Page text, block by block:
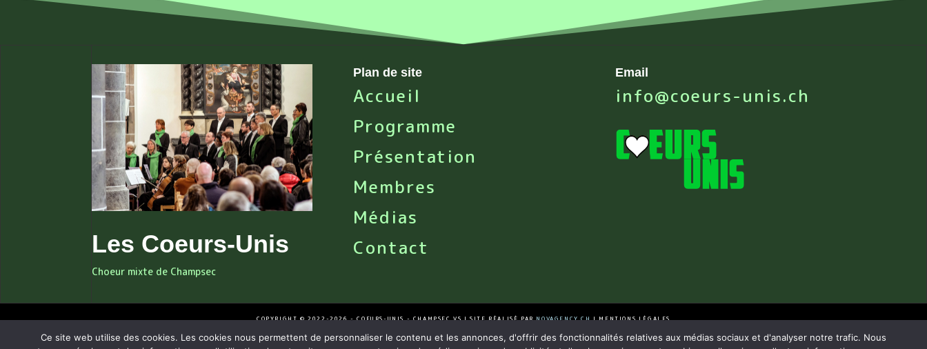
Les Coeurs-Unis
Choeur mixte de Champsec
Plan de site
Accueil
Programme
Présentation
Membres
Médias
Contact
Email
info@coeurs-unis.ch
COPYRIGHT © 2022-2026 - COEURS-UNIS - CHAMPSEC VS | SITE RÉALISÉ PARNOVAGENCY.CH |MENTIONS LÉGALES
Ce site web utilise des cookies. Les cookies nous permettent de personnaliser le contenu et les annonces, d'offrir des fonctionnalités relatives aux médias sociaux et d'analyser notre trafic. Nous